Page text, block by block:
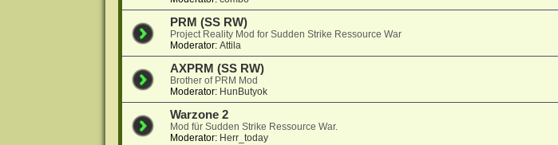
PRM (SS RW)
Project Reality Mod for Sudden Strike Ressource War
Moderator: Attila
AXPRM (SS RW)
Brother of PRM Mod
Moderator: HunButyok
Warzone 2
Mod für Sudden Strike Ressource War.
Moderator: Herr_today